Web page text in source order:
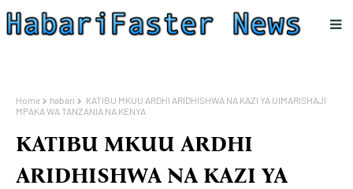
Home habari
KATIBU MKUU ARDHI ARIDHISHWA NA KAZI YA UIMARISHAJI
MPAKA WA TANZANIA NA KENYA
KATIBU MKUU ARDHI
ARIDHISHWA NA KAZI YA